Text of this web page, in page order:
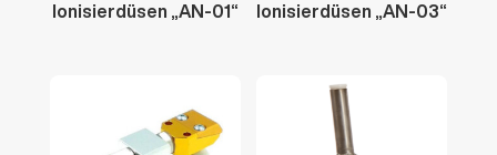
Ionisierdüsen „AN-01“ Ionisierdüsen „AN-03“